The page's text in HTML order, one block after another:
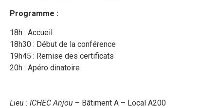
Programme :
18h : Accueil
18h30 : Début de la conférence
19h45 : Remise des certificats
20h : Apéro dinatoire
Lieu : ICHEC Anjou – Bâtiment A – Local A200